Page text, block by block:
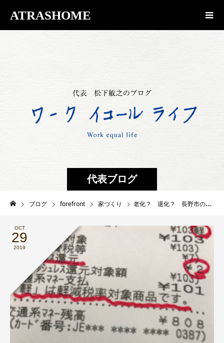
ATRASHOME
代表ブログ
ブログ forefront 家づくり 老化？ 退化？ 長野市の現場に向かう際に焦りました・・・
OCT
29
2019